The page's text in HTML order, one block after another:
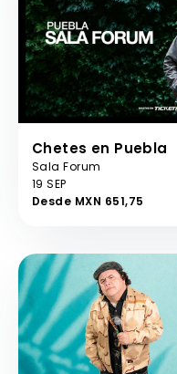
Chetes en Puebla
Sala Forum
19 SEP
Desde MXN 651,75